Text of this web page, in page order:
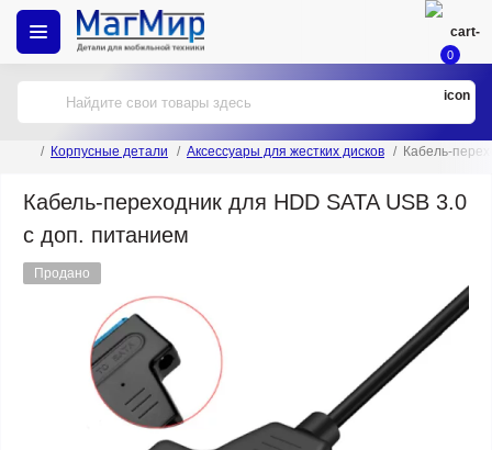
0
Корпусные детали Аксессуары для жестких дисков Кабель-
Кабель-переходник для HDD SATA USB 3.0
с доп. питанием
Продано